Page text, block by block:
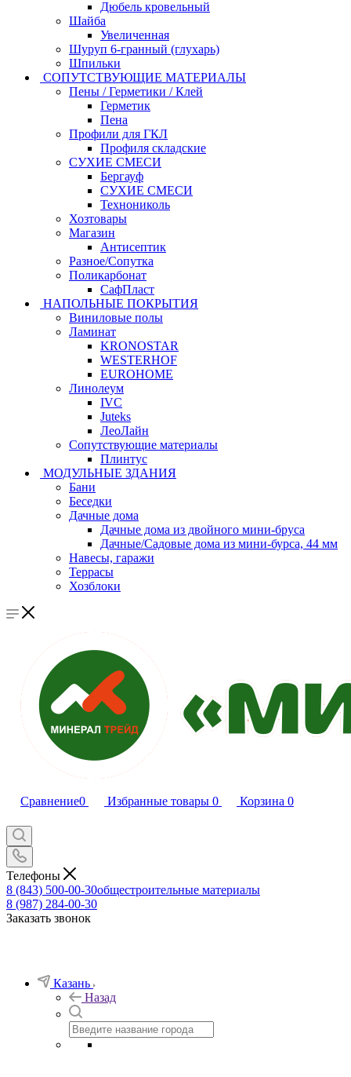
Дюбель кровельный
Шайба
Увеличенная
Шуруп 6-гранный (глухарь)
Шпильки
СОПУТСТВУЮЩИЕ МАТЕРИАЛЫ
Пены / Герметики / Клей
Герметик
Пена
Профили для ГКЛ
Профиля складские
СУХИЕ СМЕСИ
Бергауф
СУХИЕ СМЕСИ
Технониколь
Хозтовары
Магазин
Антисептик
Разное/Сопутка
Поликарбонат
СафПласт
НАПОЛЬНЫЕ ПОКРЫТИЯ
Виниловые полы
Ламинат
KRONOSTAR
WESTERHOF
EUROHOME
Линолеум
IVC
Juteks
ЛеоЛайн
Сопутствующие материалы
Плинтус
МОДУЛЬНЫЕ ЗДАНИЯ
Бани
Беседки
Дачные дома
Дачные дома из двойного мини-бруса
Дачные/Садовые дома из мини-бурса, 44 мм
Навесы, гаражи
Террасы
Хозблоки
Сравнение0 Избранные товары 0 Корзина 0
Телефоны
8 (843) 500-00-30общестроительные материалы
8 (987) 284-00-30
Заказать звонок
Казань
Назад